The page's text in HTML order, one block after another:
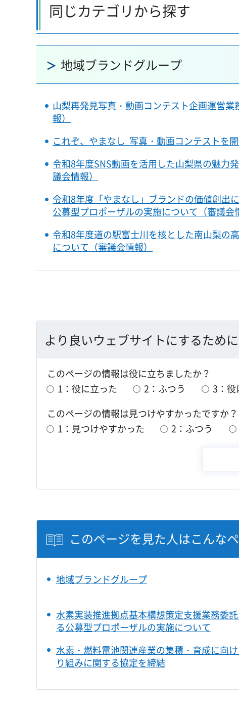
同じカテゴリから探す
地域ブランドグループ
山梨再発見写真・動画コンテスト企画運営
報）
これぞ、やまなし 写真・動画コンテストを
令和8年度SNS動画を活用した山梨県の魅力
議会情報）
令和8年度「やまなし」ブランドの価値創出
公募型プロポーザルの実施について（審議会
令和8年度道の駅富士川を核とした南山梨の
について（審議会情報）
より良いウェブサイトにするため
このページの情報は役に立ちましたか？
1：役に立った
2：ふつう
3：役
このページの情報は見つけやすかったですか？
1：見つけやすかった
2：ふつう
このページを見た人はこんな
地域ブランドグループ
水素実装推進拠点基本構想策定支援業務委
る公募型プロポーザルの実施について
水素・燃料電池関連産業の集積・育成に向
り組みに関する協定を締結